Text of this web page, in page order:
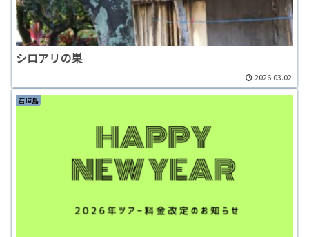
シロアリの巣
2026.03.02
石垣島